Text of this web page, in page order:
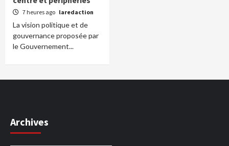
7 heures ago laredaction
La vision politique et de
gouvernance proposée par
le Gouvernement...
Archives